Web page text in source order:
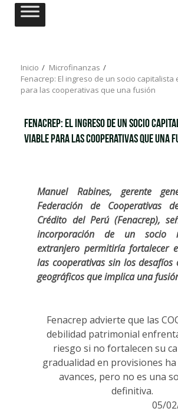
Saltar
Inicio
Microfinanzas
Fenacrep: El ingreso de un socio capitalista
para las cooperativas que una fusión
Fenacrep: El ingreso de un socio
viable para las cooperativas que una
Manuel Rabines, gerente
Federación de Cooperativas
Crédito del Perú (Fenacrep),
incorporación de un socio
extranjero permitiría fortalecer
las cooperativas sin los desafíos
geográficos que implica una
Fenacrep advierte que las
debilidad patrimonial
riesgo si no fortalecen su
gradualidad en provisiones
avances, pero no es una
definitiva.
05/